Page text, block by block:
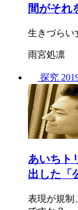
間がそれ
生きづらい
雨宮処凛
探究
あいちト
出した「
表現が規制